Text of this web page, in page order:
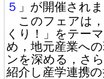
５ 」が開催されま
このフェアは
くり！」をテー
め，地元産業へ
ンを深める，さ
紹介し産学連携